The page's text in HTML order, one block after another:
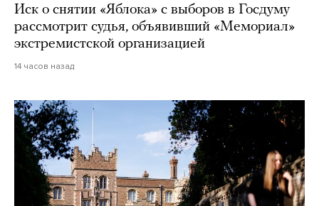
Иск о снятии «Яблока» с выборов в Госдуму
рассмотрит судья, объявивший «Мемориал»
экстремистской организацией
14 часов назад